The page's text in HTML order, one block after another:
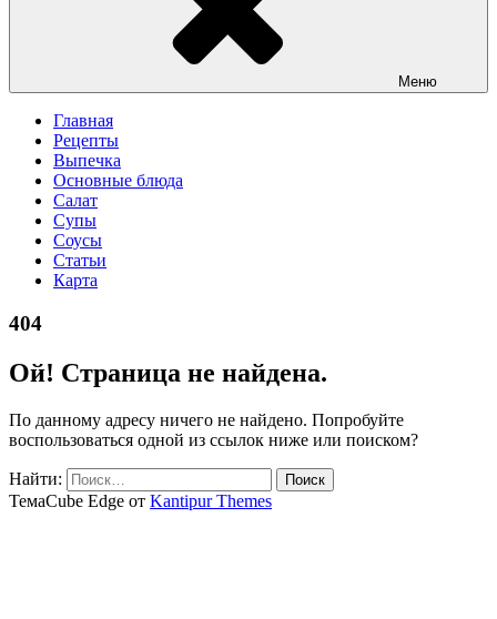
Меню
Главная
Рецепты
Выпечка
Основные блюда
Салат
Супы
Соусы
Статьи
Карта
404
Ой! Страница не найдена.
По данному адресу ничего не найдено. Попробуйте
воспользоваться одной из ссылок ниже или поиском?
Найти:
ТемаCube Edge от Kantipur Themes